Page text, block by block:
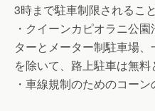
3時まで駐車制限されるこ
・クイーンカピオラニ公
ターとメーター制駐車場
を除いて、路上駐車は無料
・車線規制のためのコーン